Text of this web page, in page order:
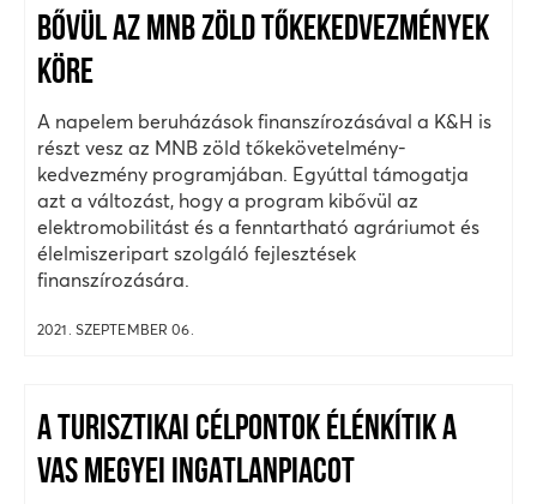
BŐVÜL AZ MNB ZÖLD TŐKEKEDVEZMÉNYEK
KÖRE
A napelem beruházások finanszírozásával a K&H is
részt vesz az MNB zöld tőkekövetelmény-
kedvezmény programjában. Egyúttal támogatja
azt a változást, hogy a program kibővül az
elektromobilitást és a fenntartható agráriumot és
élelmiszeripart szolgáló fejlesztések
finanszírozására.
2021. SZEPTEMBER 06.
A TURISZTIKAI CÉLPONTOK ÉLÉNKÍTIK A
VAS MEGYEI INGATLANPIACOT